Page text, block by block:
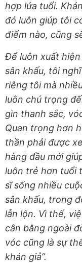
hợp lứa tuổi.
đó luôn giúp tôi
điểm nào, cũng
Để luôn xuất
sân khấu, tôi
riêng tôi mà
luôn chú trọng
gìn thanh sắc,
Quan trọng hơn
thần phải được
hàng đầu mới
luôn trẻ hơn tuổi
sĩ sống nhiều
sân khấu, trong
lẫn lộn. Vì thế,
cân bằng ngoài
vóc cũng là sự
khán giả”.